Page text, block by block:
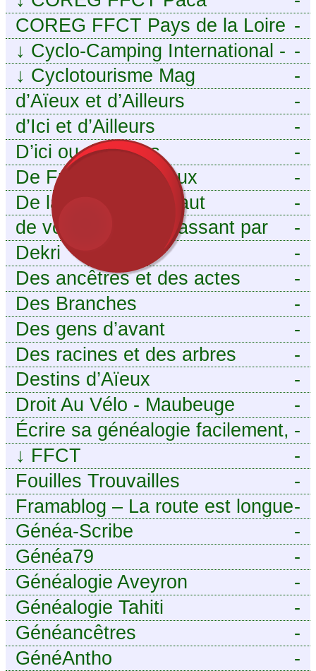
-
COREG FFCT Pays de la Loire
-
↓ Cyclo-Camping International -
Le voyage à vélo
-
↓ Cyclotourisme Mag
-
d’Aïeux et d’Ailleurs
-
d’Ici et d’Ailleurs
-
D’ici ou d’ailleurs
-
De France et d’Aïeux
-
De la Baïse à l’Escaut
-
de vous aieux en passant par
moi
-
Dekri
-
Des ancêtres et des actes
-
Des Branches
-
Des gens d’avant
-
Des racines et des arbres
-
Destins d’Aïeux
-
Droit Au Vélo - Maubeuge
Sambre-Avesnois
-
Écrire sa généalogie facilement,
sans stress avec Généalordi
-
↓ FFCT
-
Fouilles Trouvailles
-
Framablog – La route est longue
mais la voie est libre…
-
Généa-Scribe
-
Généa79
-
Généalogie Aveyron
-
Généalogie Tahiti
-
Généancêtres
-
GénéAntho